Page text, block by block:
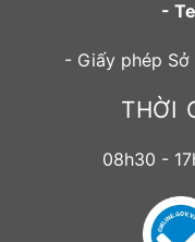
-
- Giấy phép Sở
THỜI
08h30 -